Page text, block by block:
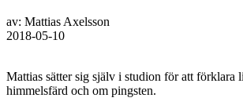
av: Mattias Axelsson
2018-05-10
Mattias sätter sig själv i studion för att förklara
himmelsfärd och om pingsten.